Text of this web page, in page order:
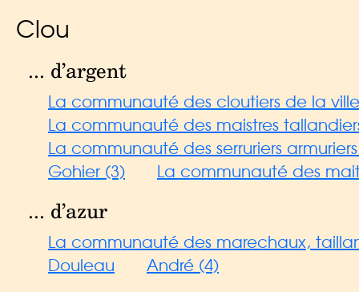
Clou
... d’argent
La communauté des cloutiers de la
La communauté des maistres
La communauté des serruriers
Gohier (3)
La communauté des
... d’azur
La communauté des marechaux,
Douleau
André (4)